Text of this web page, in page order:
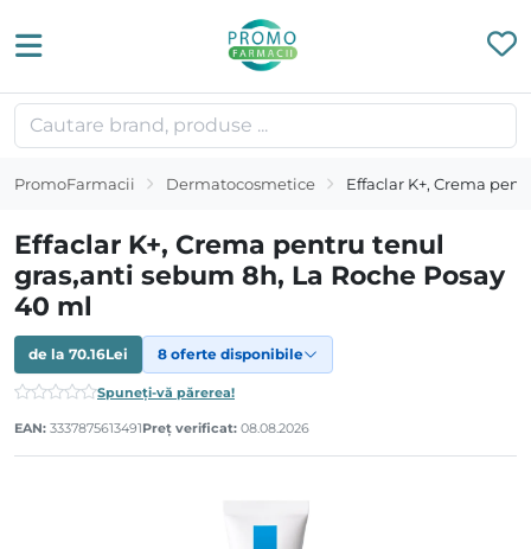
PromoFarmacii Dermatocosmetice Effaclar K+, Crema
Effaclar K+, Crema pentru tenul
gras,anti sebum 8h, La Roche Posay
40 ml
de la 70.16Lei 8 oferte disponibile
Spuneți-vă părerea!
EAN: 3337875613491Preț verificat: 08.08.2026